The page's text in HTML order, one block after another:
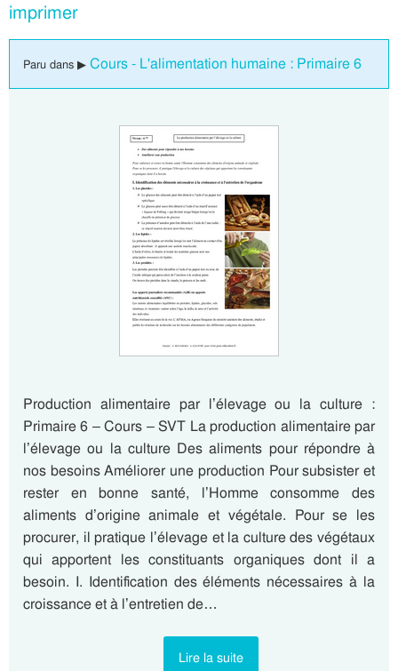
imprimer
Paru dans ▶ Cours - L'alimentation humaine : Primaire 6
Production alimentaire par l’élevage ou la culture :
Primaire 6 – Cours – SVT La production alimentaire par
l’élevage ou la culture Des aliments pour répondre à
nos besoins Améliorer une production Pour subsister et
rester en bonne santé, l’Homme consomme des
aliments d’origine animale et végétale. Pour se les
procurer, il pratique l’élevage et la culture des végétaux
qui apportent les constituants organiques dont il a
besoin. I. Identification des éléments nécessaires à la
croissance et à l’entretien de…
Lire la suite